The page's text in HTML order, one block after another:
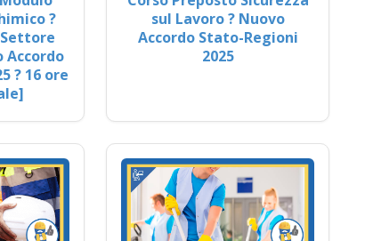
?
Accordo
? 16 ore
sul Lavoro ? Nuovo
Accordo Stato-Regioni
2025